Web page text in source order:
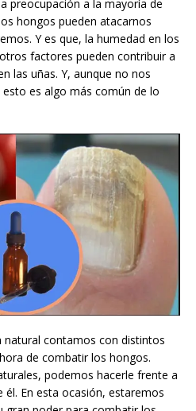
preocupación a la mayoría de
hongos pueden atacarnos
Y es que, la humedad en los
factores pueden contribuir a
las uñas. Y, aunque no nos
es algo más común de lo
natural contamos con distintos
de combatir los hongos.
podemos hacerle frente a
En esta ocasión, estaremos